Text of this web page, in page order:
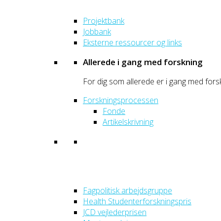
Projektbank
Jobbank
Eksterne ressourcer og links
Allerede i gang med forskning
For dig som allerede er i gang med
Forskningsprocessen
Fonde
Artikelskrivning
Fagpolitisk arbejdsgruppe
Health Studenterforskningspris
JCD vejlederprisen